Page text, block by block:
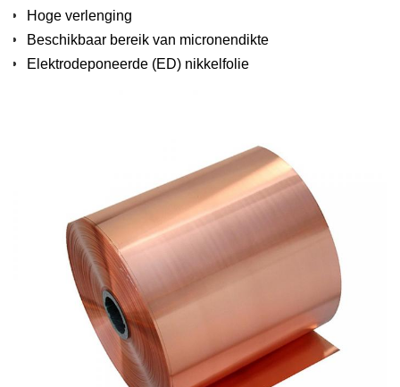
Hoge verlenging
Beschikbaar bereik van micronendikte
Elektrodeponeerde (ED) nikkelfolie